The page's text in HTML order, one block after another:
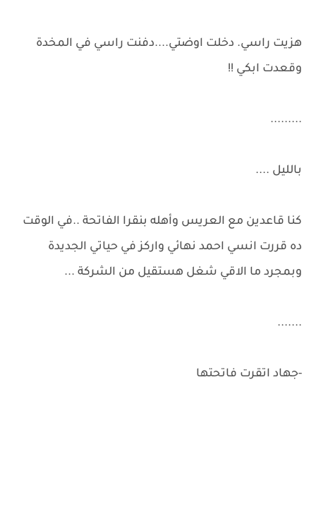
هزيت راسي. دخلت اوضتي....دفنت راسي في المخدة
وقعدت ابكي !!
.........
بالليل ....
كنا قاعدين مع العريس وأهله بنقرا الفاتحة ..في الوقت
ده قررت انسي احمد نهائي واركز في حياتي الجديدة
وبمجرد ما الاقي شغل هستقيل من الشركة ...
.......
-جهاد اتقرت فاتحتها